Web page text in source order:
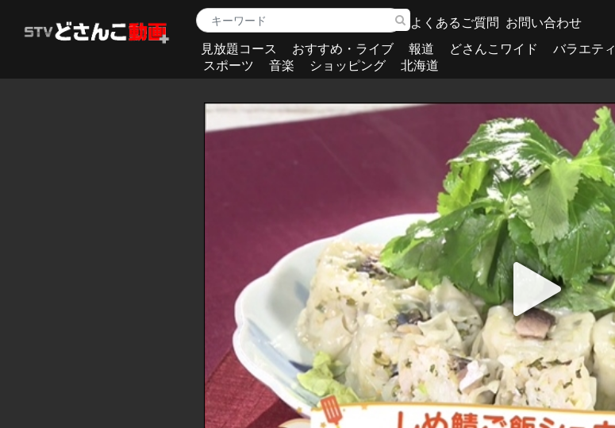
よくあるご質問 お問い合わせ
見放題コース おすすめ・ライブ 報道 どさんこワイド バラエティ
スポーツ
音楽 ショッピング 北海道